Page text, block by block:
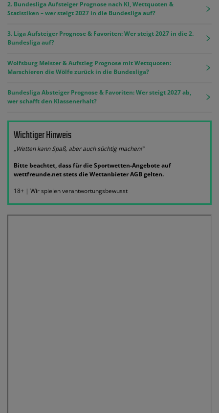
2. Bundesliga Aufsteiger Prognose nach KI, Wettquoten &
Statistiken – wer steigt 2027 in die Bundesliga auf?
3. Liga Aufsteiger Prognose & Favoriten: Wer steigt 2027 in die 2.
Bundesliga auf?
Wolfsburg Meister & Aufstieg Prognose mit Wettquoten:
Marschieren die Wölfe zurück in die Bundesliga?
Bundesliga Absteiger Prognose & Favoriten: Wer steigt 2027 ab,
wer schafft den Klassenerhalt?
Wichtiger Hinweis
„Wetten kann Spaß, aber auch süchtig machen!“
Bitte beachtet, dass für die Sportwetten-Angebote auf
wettfreunde.net stets die Wettanbieter AGB gelten.
18+ | Wir spielen verantwortungsbewusst